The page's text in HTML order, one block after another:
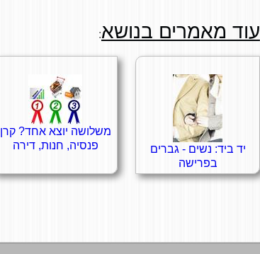
עוד מאמרים בנושא:
יד ביד: נשים - גברים
בפרישה
משלושה יוצא אחד? קרן
פנסיה, חנות, דירה